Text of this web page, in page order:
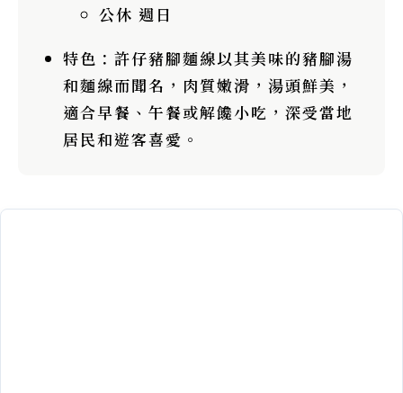
公休 週日
特色 ：許仔豬腳麵線以其美味的豬腳湯
和麵線而聞名，肉質嫩滑，湯頭鮮美，
適合早餐、午餐或解饞小吃，深受當地
居民和遊客喜愛。